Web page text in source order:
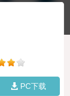
PC下载